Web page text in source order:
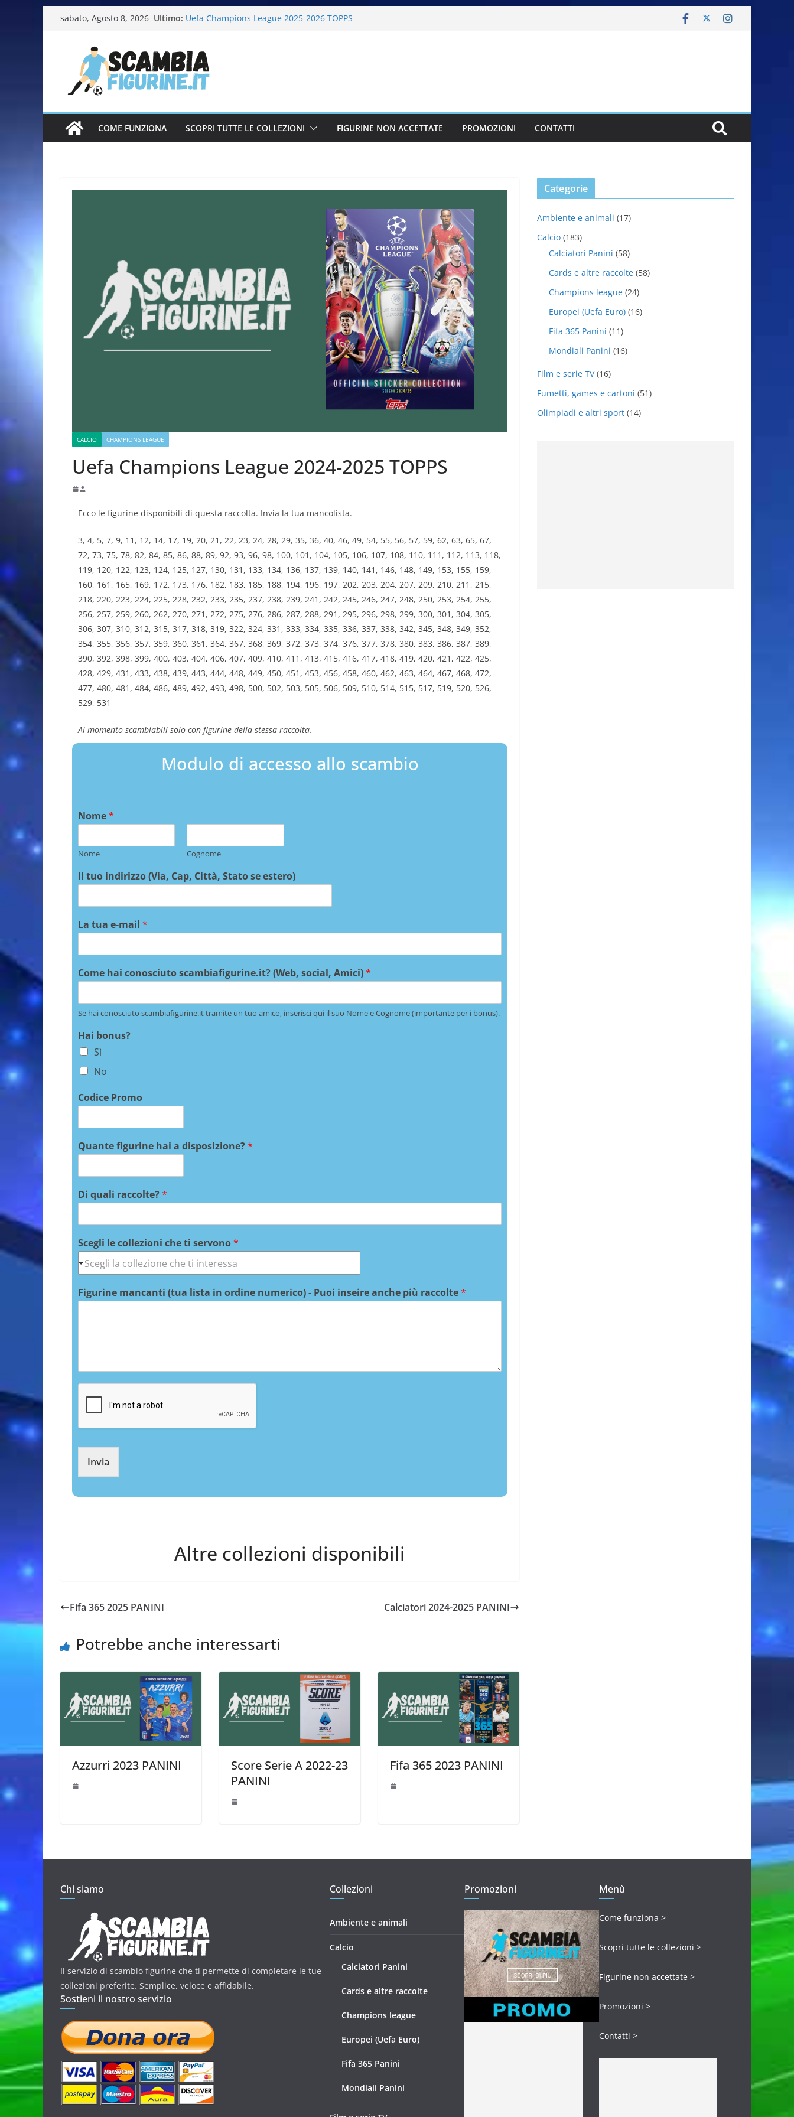
sabato, Agosto 8, 2026 Ultimo: Uefa Champions League 2025-2026 TOPPS
Calciatrici 2025-2026 PANINI
Calciatori Serie B BKT 2025-2026 PANINI
COME FUNZIONA SCOPRI TUTTE LE COLLEZIONI FIGURINE NON ACCETTATE PROMOZIONI CONTATTI
CALCIO CHAMPIONS LEAGUE
Uefa Champions League 2024-2025 TOPPS
Ecco le figurine disponibili di questa raccolta. Invia la tua mancolista.
3, 4, 5, 7, 9, 11, 12, 14, 17, 19, 20, 21, 22, 23, 24, 28, 29, 35, 36, 40, 46, 49, 54, 55, 56, 57, 59, 62, 63, 65, 67,
72, 73, 75, 78, 82, 84, 85, 86, 88, 89, 92, 93, 96, 98, 100, 101, 104, 105, 106, 107, 108, 110, 111, 112, 113, 118,
119, 120, 122, 123, 124, 125, 127, 130, 131, 133, 134, 136, 137, 139, 140, 141, 146, 148, 149, 153, 155, 159,
160, 161, 165, 169, 172, 173, 176, 182, 183, 185, 188, 194, 196, 197, 202, 203, 204, 207, 209, 210, 211, 215,
218, 220, 223, 224, 225, 228, 232, 233, 235, 237, 238, 239, 241, 242, 245, 246, 247, 248, 250, 253, 254, 255,
256, 257, 259, 260, 262, 270, 271, 272, 275, 276, 286, 287, 288, 291, 295, 296, 298, 299, 300, 301, 304, 305,
306, 307, 310, 312, 315, 317, 318, 319, 322, 324, 331, 333, 334, 335, 336, 337, 338, 342, 345, 348, 349, 352,
354, 355, 356, 357, 359, 360, 361, 364, 367, 368, 369, 372, 373, 374, 376, 377, 378, 380, 383, 386, 387, 389,
390, 392, 398, 399, 400, 403, 404, 406, 407, 409, 410, 411, 413, 415, 416, 417, 418, 419, 420, 421, 422, 425,
428, 429, 431, 433, 438, 439, 443, 444, 448, 449, 450, 451, 453, 456, 458, 460, 462, 463, 464, 467, 468, 472,
477, 480, 481, 484, 486, 489, 492, 493, 498, 500, 502, 503, 505, 506, 509, 510, 514, 515, 517, 519, 520, 526,
529, 531
Al momento scambiabili solo con figurine della stessa raccolta.
Modulo di accesso allo scambio
Nome*
Nome Cognome
Il tuo indirizzo (Via, Cap, Città, Stato se estero)
La tua e-mail *
Come hai conosciuto scambiafigurine.it? (Web, social, Amici)*
Se hai conosciuto scambiafigurine.it tramite un tuo amico, inserisci qui il suo Nome e Cognome (importante per i bonus).
Hai bonus?
Sì
No
Codice Promo
Quante figurine hai a disposizione?*
Di quali raccolte?*
Scegli le collezioni che ti servono*
Figurine mancanti (tua lista in ordine numerico) - Puoi inseire anche più raccolte*
Invia
Altre collezioni disponibili
Fifa 365 2025 PANINI Calciatori 2024-2025 PANINI
Potrebbe anche interessarti
Azzurri 2023 PANINI
Score Serie A 2022-23
PANINI
Fifa 365 2023 PANINI
Categorie
Ambiente e animali (17)
Calcio (183)
Calciatori Panini (58)
Cards e altre raccolte (58)
Champions league (24)
Europei (Uefa Euro) (16)
Fifa 365 Panini (11)
Mondiali Panini (16)
Film e serie TV(16)
Fumetti, games e cartoni (51)
Olimpiadi e altri sport (14)
Chi siamo
Il servizio di scambio figurine che ti permette di completare le tue
collezioni preferite. Semplice, veloce e affidabile.
Sostieni il nostro servizio
Collezioni
Ambiente e animali
Calcio
Calciatori Panini
Cards e altre raccolte
Champions league
Europei (Uefa Euro)
Fifa 365 Panini
Mondiali Panini
Promozioni Menù
Come funziona >
Scopri tutte le collezioni >
Figurine non accettate >
Promozioni >
Contatti >